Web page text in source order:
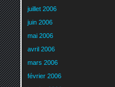
juillet 2006
juin 2006
mai 2006
avril 2006
mars 2006
février 2006